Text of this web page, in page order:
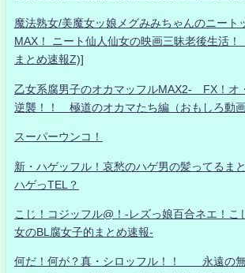
魔法熟女/美魔女ッ娘メグみみちゃんのニート
MAX！ ニート仙人仙女の映画三昧老後生活！
まとめ速報Z)]
乙女系腐男子のオカマッフルMAX2- FX！オ
逆襲！！ 極道のオカマたち編（おもしろ動画
スーパーウンコ！
新・ハゲッフル！哀愁のハゲ男の髪ってるま
ハゲっTEL？
こじ！コジッフル@！-レズっ娘百合ネエ！こ
女のBL腐女子的まとめ速報-
何だ！何が？真・シロッフル！！ 永遠の